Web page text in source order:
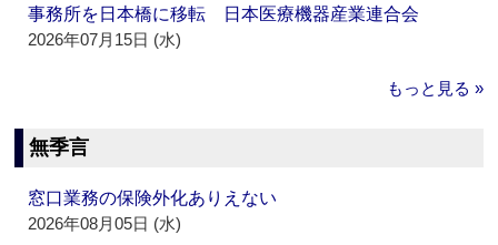
事務所を日本橋に移転 日本医療機器産業連合会
2026年07月15日 (水)
もっと見る »
無季言
窓口業務の保険外化ありえない
2026年08月05日 (水)